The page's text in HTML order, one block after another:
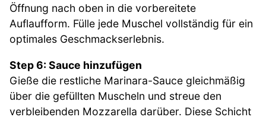
Öffnung nach oben in die vorbereitete
Auflaufform. Fülle jede Muschel vollständig für ein
optimales Geschmackserlebnis.
Step 6: Sauce hinzufügen
Gieße die restliche Marinara-Sauce gleichmäßig
über die gefüllten Muscheln und streue den
verbleibenden Mozzarella darüber. Diese Schicht